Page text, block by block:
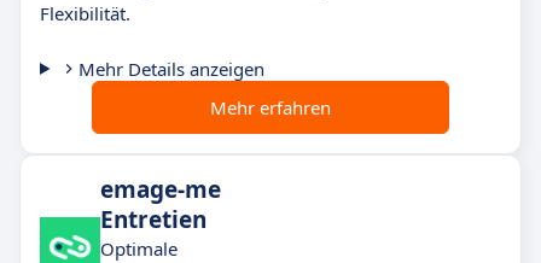
Flexibilität.
Mehr Details anzeigen
Mehr erfahren
emage-me
Entretien
Optimale